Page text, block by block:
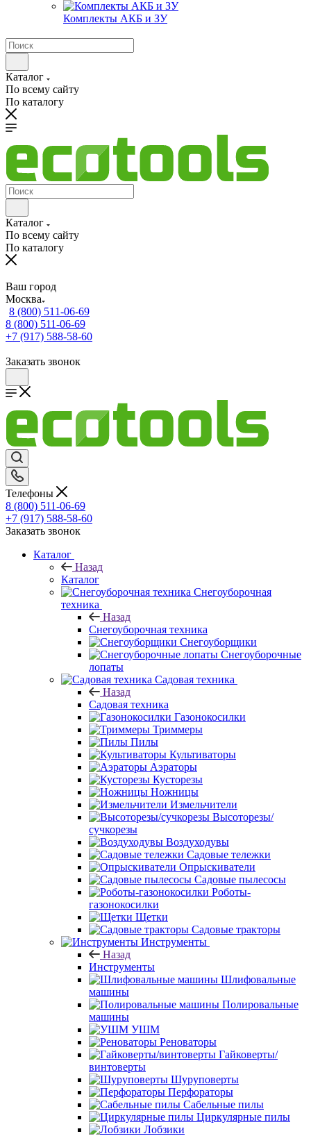
Комплекты АКБ и ЗУ
Каталог
По всему сайту
По каталогу
Каталог
По всему сайту
По каталогу
Ваш город
Москва
8 (800) 511-06-69
8 (800) 511-06-69
+7 (917) 588-58-60
Заказать звонок
Телефоны
8 (800) 511-06-69
+7 (917) 588-58-60
Заказать звонок
Каталог
Назад
Каталог
Снегоуборочная
техника
Назад
Снегоуборочная техника
Снегоуборщики
Снегоуборочные
лопаты
Садовая техника
Назад
Садовая техника
Газонокосилки
Триммеры
Пилы
Культиваторы
Аэраторы
Кусторезы
Ножницы
Измельчители
Высоторезы/
сучкорезы
Воздуходувы
Садовые тележки
Опрыскиватели
Садовые пылесосы
Роботы-
газонокосилки
Щетки
Садовые тракторы
Инструменты
Назад
Инструменты
Шлифовальные
машины
Полировальные
машины
УШМ
Реноваторы
Гайковерты/
винтоверты
Шуруповерты
Перфораторы
Сабельные пилы
Циркулярные пилы
Лобзики